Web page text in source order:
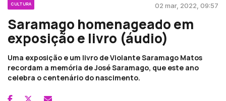
CULTURA 02 mar, 2022, 09:57
Saramago homenageado em
exposição e livro (áudio)
Uma exposição e um livro de Violante Saramago Matos
recordam a memória de José Saramago, que este ano
celebra o centenário do nascimento.